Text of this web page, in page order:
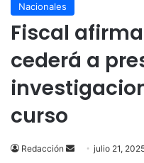
Nacionales
Fiscal
cederá a
curso
Redacción
Sendjulio 21,